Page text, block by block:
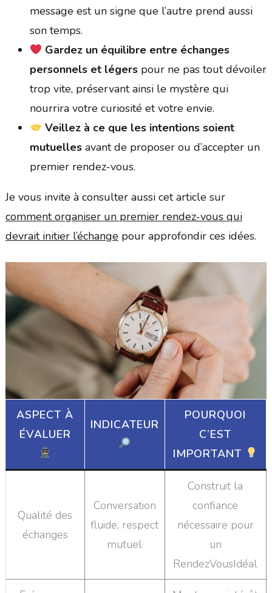
message est un signe que l’autre prend aussi
son temps.
Gardez un équilibre entre échanges
personnels et légerspour ne pas tout dévoiler
trop vite, préservant ainsi le mystère qui
nourrira votre curiosité et votre envie.
Veillez à ce que les intentions soient
mutuellesavant de proposer ou d’accepter un
premier rendez-vous.
Je vous invite à consulter aussi cet article sur
comment organiser un premier rendez-vous qui
devrait initier l’échange pour approfondir ces idées.
ASPECT À
ÉVALUER
INDICATEUR
POURQUOI
C’EST
IMPORTANT
Qualité des
échanges
Conversation
fluide, respect
mutuel
Construit la
confiance
nécessaire pour
un
RendezVousIdéal